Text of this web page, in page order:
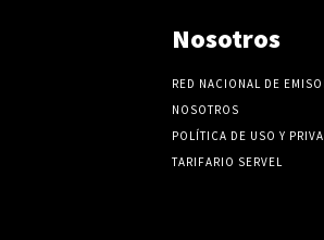
Nosotros
RED NACIONAL DE
NOSOTROS
POLÍTICA DE USO Y
TARIFARIO SERVEL